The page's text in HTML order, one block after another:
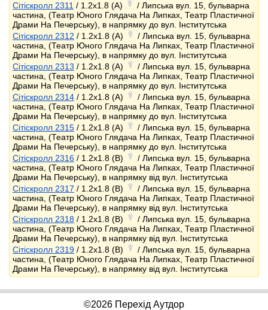
Сітіскролл 2311 / 1.2x1.8 (A)
/ Липська вул. 15, бульварна
частина, (Театр Юного Глядача На Липках, Театр Пластичної
Драми На Печерську), в напрямку до вул. Інститутська
Сітіскролл 2312 / 1.2x1.8 (A)
/ Липська вул. 15, бульварна
частина, (Театр Юного Глядача На Липках, Театр Пластичної
Драми На Печерську), в напрямку до вул. Інститутська
Сітіскролл 2313 / 1.2x1.8 (A)
/ Липська вул. 15, бульварна
частина, (Театр Юного Глядача На Липках, Театр Пластичної
Драми На Печерську), в напрямку до вул. Інститутська
Сітіскролл 2314 / 1.2x1.8 (A)
/ Липська вул. 15, бульварна
частина, (Театр Юного Глядача На Липках, Театр Пластичної
Драми На Печерську), в напрямку до вул. Інститутська
Сітіскролл 2315 / 1.2x1.8 (A)
/ Липська вул. 15, бульварна
частина, (Театр Юного Глядача На Липках, Театр Пластичної
Драми На Печерську), в напрямку до вул. Інститутська
Сітіскролл 2316 / 1.2x1.8 (B)
/ Липська вул. 15, бульварна
частина, (Театр Юного Глядача На Липках, Театр Пластичної
Драми На Печерську), в напрямку від вул. Інститутська
Сітіскролл 2317 / 1.2x1.8 (B)
/ Липська вул. 15, бульварна
частина, (Театр Юного Глядача На Липках, Театр Пластичної
Драми На Печерську), в напрямку від вул. Інститутська
Сітіскролл 2318 / 1.2x1.8 (B)
/ Липська вул. 15, бульварна
частина, (Театр Юного Глядача На Липках, Театр Пластичної
Драми На Печерську), в напрямку від вул. Інститутська
Сітіскролл 2319 / 1.2x1.8 (B)
/ Липська вул. 15, бульварна
частина, (Театр Юного Глядача На Липках, Театр Пластичної
Драми На Печерську), в напрямку від вул. Інститутська
©2026 Перехід Аутдор